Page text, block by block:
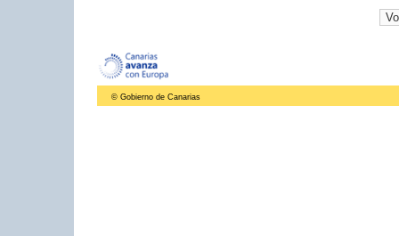
© Gobierno de Canarias